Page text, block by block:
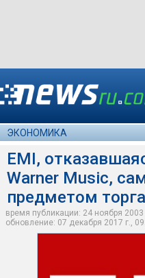
ЭКОНОМИКА
EMI,
Warner Music,
предметом торга
время публикации: 24 ноября
обновление: 07 декабря 2017 г.,